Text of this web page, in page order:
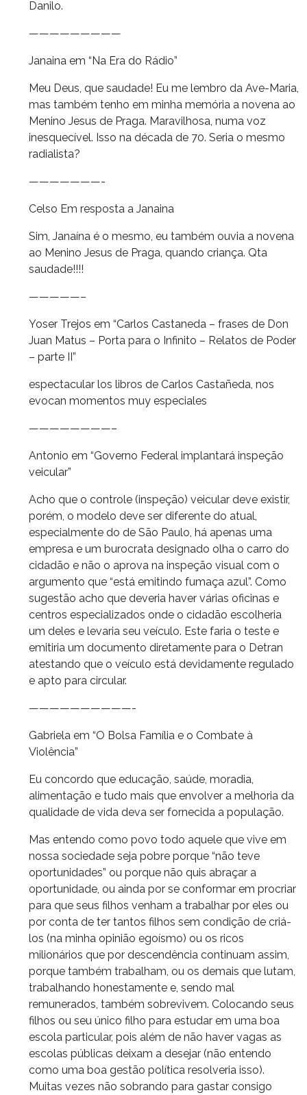
Danilo.
—————————
Janaina em “Na Era do Rádio”
Meu Deus, que saudade! Eu me lembro da Ave-Maria,
mas também tenho em minha memória a novena ao
Menino Jesus de Praga. Maravilhosa, numa voz
inesquecível. Isso na década de 70. Seria o mesmo
radialista?
———————-
Celso Em resposta a Janaina
Sim, Janaína é o mesmo, eu também ouvia a novena
ao Menino Jesus de Praga, quando criança. Qta
saudade!!!!
—————–
Yoser Trejos em “Carlos Castaneda – frases de Don
Juan Matus – Porta para o Infinito – Relatos de Poder
– parte II”
espectacular los libros de Carlos Castañeda, nos
evocan momentos muy especiales
————————–
Antonio em “Governo Federal implantará inspeção
veicular”
Acho que o controle (inspeção) veicular deve existir,
porém, o modelo deve ser diferente do atual,
especialmente do de São Paulo, há apenas uma
empresa e um burocrata designado olha o carro do
cidadão e não o aprova na inspeção visual com o
argumento que “está emitindo fumaça azul”. Como
sugestão acho que deveria haver várias oficinas e
centros especializados onde o cidadão escolheria
um deles e levaria seu veículo. Este faria o teste e
emitiria um documento diretamente para o Detran
atestando que o veículo está devidamente regulado
e apto para circular.
——————————-
Gabriela em “O Bolsa Família e o Combate à
Violência”
Eu concordo que educação, saúde, moradia,
alimentação e tudo mais que envolver a melhoria da
qualidade de vida deva ser fornecida a população.
Mas entendo como povo todo aquele que vive em
nossa sociedade seja pobre porque “não teve
oportunidades” ou porque não quis abraçar a
oportunidade, ou ainda por se conformar em procriar
para que seus filhos venham a trabalhar por eles ou
por conta de ter tantos filhos sem condição de criá-
los (na minha opinião egoísmo) ou os ricos
milionários que por descendência continuam assim,
porque também trabalham, ou os demais que lutam,
trabalhando honestamente e, sendo mal
remunerados, também sobrevivem. Colocando seus
filhos ou seu único filho para estudar em uma boa
escola particular, pois além de não haver vagas as
escolas públicas deixam a desejar (não entendo
como uma boa gestão política resolveria isso).
Muitas vezes não sobrando para gastar consigo